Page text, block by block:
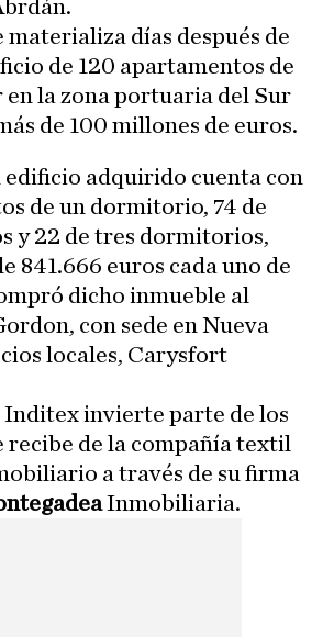
materializa días después de
de 120 apartamentos de
la zona portuaria del Sur
de 100 millones de euros.
edificio adquirido cuenta con
de un dormitorio, 74 de
y 22 de tres dormitorios,
841.666 euros cada uno de
dicho inmueble al
con sede en Nueva
locales, Carysfort
invierte parte de los
recibe de la compañía textil
a través de su firma
Inmobiliaria.